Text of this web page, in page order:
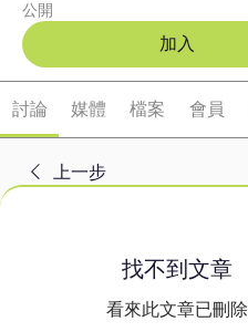
公開
加入
討論 媒體 檔案 會員
上一步
找不到文章
看來此文章已刪除